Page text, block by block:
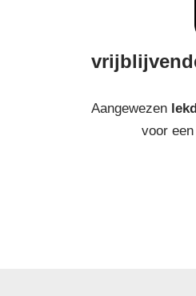
Aangewezen
voor een